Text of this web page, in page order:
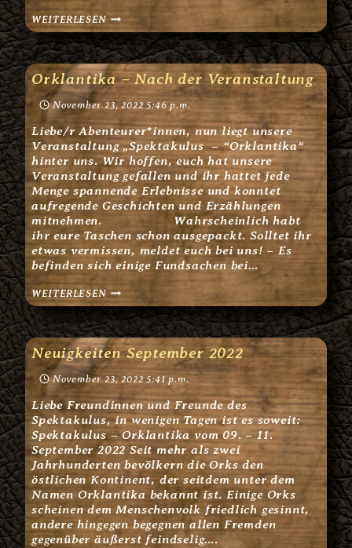
WEITERLESENNEUIGKEITEN
OKTOBER
2022
Orklantika – Nach der Veranstaltung
November 23, 2022 5:46 p.m.
Liebe/r Abenteurer*innen, nun liegt unsere
Veranstaltung „Spektakulus – “Orklantika“
hinter uns. Wir hoffen, euch hat unsere
Veranstaltung gefallen und ihr hattet jede
Menge spannende Erlebnisse und konntet
aufregende Geschichten und Erzählungen
mitnehmen. Wahrscheinlich habt
ihr eure Taschen schon ausgepackt. Solltet ihr
etwas vermissen, meldet euch bei uns! – Es
befinden sich einige Fundsachen bei…
WEITERLESENORKLANTIKA
–
DER
VERANSTALTUNG
Neuigkeiten September 2022
November 23, 2022 5:41 p.m.
Liebe Freundinnen und Freunde des
Spektakulus, in wenigen Tagen ist es soweit:
Spektakulus – Orklantika vom 09. – 11.
September 2022 Seit mehr als zwei
Jahrhunderten bevölkern die Orks den
östlichen Kontinent, der seitdem unter dem
Namen Orklantika bekannt ist. Einige Orks
scheinen dem Menschenvolk friedlich gesinnt,
andere hingegen begegnen allen Fremden
gegenüber äußerst feindselig….